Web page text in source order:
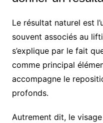
Le résultat naturel est
souvent associés au
s’explique par le fait
comme principal
accompagne le
profonds.
Autrement dit, le visage